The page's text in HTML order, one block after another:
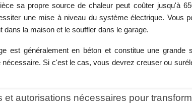
sa propre source de chaleur peut coûter jusqu'à
une mise à niveau du système électrique. Vous
dans la maison et le souffler dans le garage.
est généralement en béton et constitue une grande
nécessaire. Si c'est le cas, vous devrez creuser ou
et autorisations nécessaires pour